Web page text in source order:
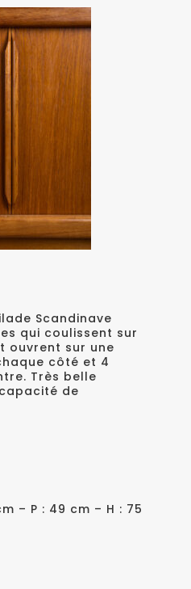
Scandinave
qui coulissent sur
ouvrent sur une
côté et 4
Très belle
de
– P : 49 cm – H : 75